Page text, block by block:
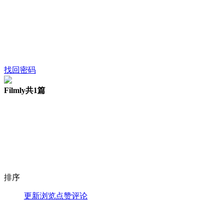
找回密码
Filmly共1篇
排序
更新浏览点赞评论